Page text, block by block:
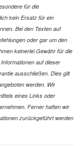
für die
kein Ersatz für ein
Bei den Texten auf
oder gar um den
keinerlei Gewähr für die
auf dieser
ausschließen. Dies gilt
werden. Wir
eines Links oder
Ferner haften wir
zurückgeführt werden